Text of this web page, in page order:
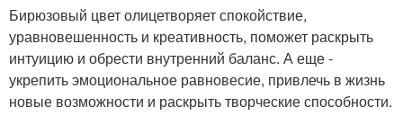
Бирюзовый цвет олицетворяет спокойствие,
уравновешенность и креативность, поможет раскрыть
интуицию и обрести внутренний баланс. А еще -
укрепить эмоциональное равновесие, привлечь в жизнь
новые возможности и раскрыть творческие способности.